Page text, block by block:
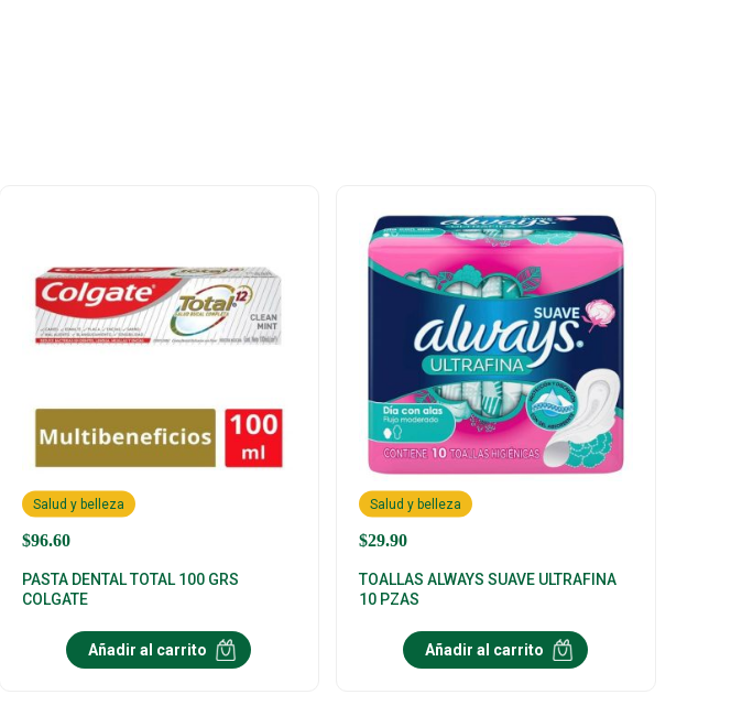
$96.60
Salud y belleza
PASTA DENTAL TOTAL 100 GRS
COLGATE
Añadir al carrito
$29.90
Salud y belleza
TOALLAS ALWAYS SUAVE ULTRAFINA
10 PZAS
Añadir al carrito